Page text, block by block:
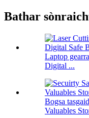
Bathar
Laptop
Digital ...
Bogsa
Valuables